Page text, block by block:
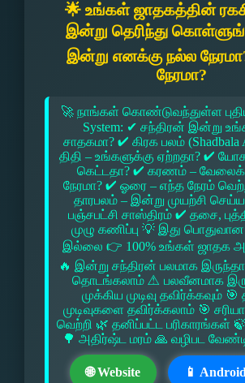
🌟 உங்கள் ஜாதகத்தின்
இன்று தெரிந்து
இன்று எனக்கு நல்ல
நேரமா?
🚀 நாங்கள் கொண்டுவந்துள்ள
System: ✔ சந்திரன் இன்று
சாதகமா? ✔ கிரக பலம் (Shadbala
திதி – உங்களுக்கு ஏற்றதா? ✔
கெட்டதா? ✔ கரணம் –
நேரமா? ✔ ஓரை – எந்த நேரம்
தாரபலம் – இன்று முயற்சி
பஞ்சபட்சி சாஸ்திரம் ✔ தசை,
முழு கணிப்பு 💡 இது
இல்லை 👉 100% உங்கள் ஜாதக
🔥 இன்று சந்திரன் பலமாக
தொடங்கலாம் ⚠ பலவீனமாக
முக்கிய முடிவு தவிர்க்கவும்
முடிவுகளை தவிர்க்கலாம் 🎯
வெற்றி 🌿 தனிப்பட்ட பரிகாரங்கள்
🌳 அதிர்ஷ்ட மரம் 🙏 வழிபட
🌐 Website 📱